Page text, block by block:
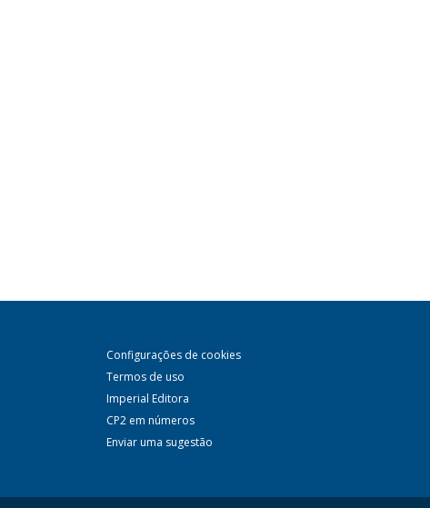
Configurações de cookies
Termos de uso
Imperial Editora
CP2 em números
Enviar uma sugestão